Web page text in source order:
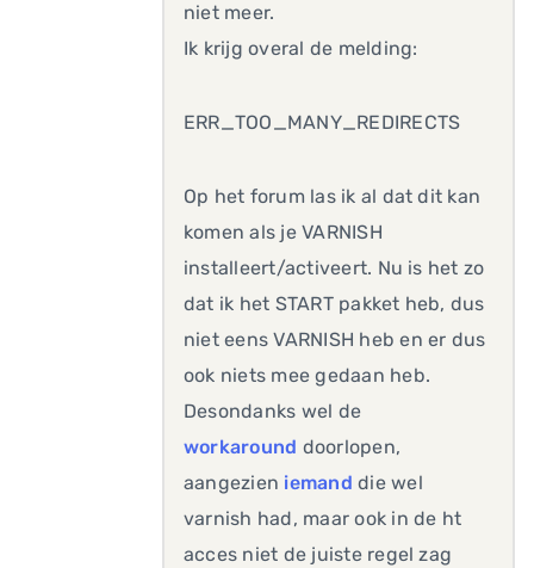
niet meer.
Ik krijg overal de melding:
ERR_TOO_MANY_REDIRECTS
Op het forum las ik al dat dit kan
komen als je VARNISH
installeert/activeert. Nu is het zo
dat ik het START pakket heb, dus
niet eens VARNISH heb en er dus
ook niets mee gedaan heb.
Desondanks wel de
workaround doorlopen,
aangezien iemand die wel
varnish had, maar ook in de ht
acces niet de juiste regel zag